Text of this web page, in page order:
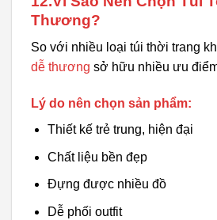
Thương?
So với nhiều loại túi thời trang
dễ thương sở hữu nhiều ưu
Lý do nên chọn sản phẩm:
Thiết kế trẻ trung, hiện đại
Chất liệu bền đẹp
Đựng được nhiều đồ
Dễ phối outfit